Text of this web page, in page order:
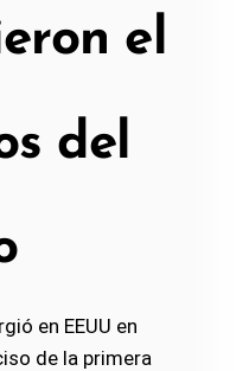
el
del
en EEUU en
de la primera